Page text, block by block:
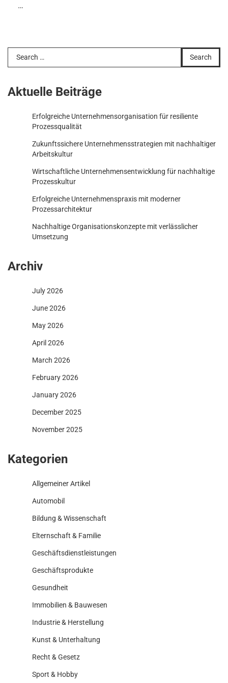
…
Search
for:
Aktuelle Beiträge
Erfolgreiche Unternehmensorganisation für resiliente
Prozessqualität
Zukunftssichere Unternehmensstrategien mit nachhaltiger
Arbeitskultur
Wirtschaftliche Unternehmensentwicklung für nachhaltige
Prozesskultur
Erfolgreiche Unternehmenspraxis mit moderner
Prozessarchitektur
Nachhaltige Organisationskonzepte mit verlässlicher
Umsetzung
Archiv
July 2026
June 2026
May 2026
April 2026
March 2026
February 2026
January 2026
December 2025
November 2025
Kategorien
Allgemeiner Artikel
Automobil
Bildung & Wissenschaft
Elternschaft & Familie
Geschäftsdienstleistungen
Geschäftsprodukte
Gesundheit
Immobilien & Bauwesen
Industrie & Herstellung
Kunst & Unterhaltung
Recht & Gesetz
Sport & Hobby